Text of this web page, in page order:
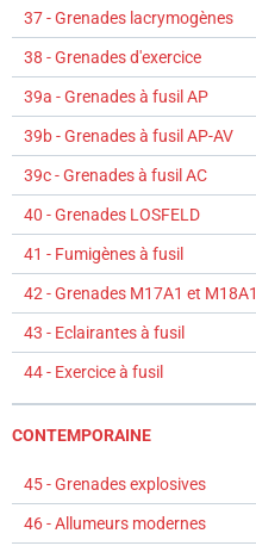
37 - Grenades lacrymogènes
38 - Grenades d'exercice
39a - Grenades à fusil AP
39b - Grenades à fusil AP-AV
39c - Grenades à fusil AC
40 - Grenades LOSFELD
41 - Fumigènes à fusil
42 - Grenades M17A1 et M18A1
43 - Eclairantes à fusil
44 - Exercice à fusil
CONTEMPORAINE
45 - Grenades explosives
46 - Allumeurs modernes